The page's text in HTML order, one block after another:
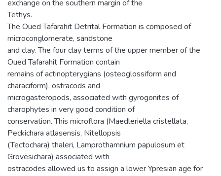
exchange on the southern margin of the
Tethys.
The Oued Tafarahit Detrital Formation is composed of
microconglomerate, sandstone
and clay. The four clay terms of the upper member of the
Oued Tafarahit Formation contain
remains of actinopterygians (osteoglossiform and
characiform), ostracods and
microgasteropods, associated with gyrogonites of
charophytes in very good condition of
conservation. This microflora (Maedleriella cristellata,
Peckichara atlasensis, Nitellopsis
(Tectochara) thaleri, Lamprothamnium papulosum et
Grovesichara) associated with
ostracodes allowed us to assign a lower Ypresian age for